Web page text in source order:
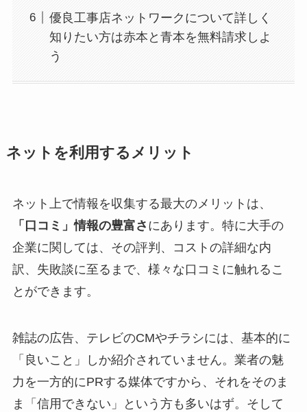
優良工事店ネットワークについて詳しく
知りたい方は赤本と青本を無料請求しよ
う
ネットを利用するメリット
ネット上で情報を収集する最大のメリットは、
「口コミ」情報の豊富さ にあります。特に大手の
企業に関しては、その評判、コストの詳細な内
訳、失敗談に至るまで、様々な口コミに触れるこ
とができます。
雑誌の広告、テレビのCMやチラシには、基本的に
「良いこと」しか紹介されていません。業者の魅
力を一方的にPRする媒体ですから、それをそのま
ま「信用できない」という方も多いはず。そして